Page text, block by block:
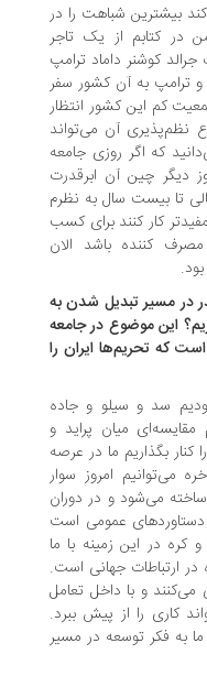
شباهت را در
از یک تاجر
داماد ترامپ
به آن کشور سفر
این کشور انتظار
آن می‌تواند
اگر روزی جامعه
چین آن ابرقدرت
سال به نظرم
کنند برای کسب
باشد الان
تبدیل شدن به
موضوع در جامعه
ایران را
و سیلو و جاده
میان پراید و
ما در عرصه
امروز سوار
و در دوران
عمومی است
این زمینه با ما
جهانی است.
و با داخل تعامل
را از پیش ببرد.
توسعه در مسیر